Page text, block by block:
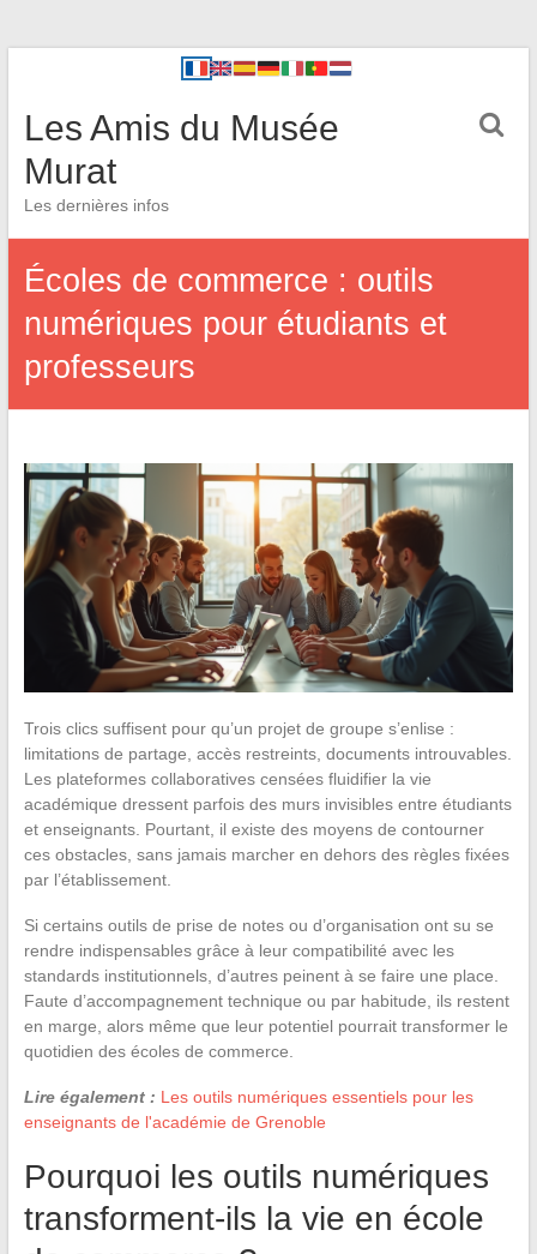
Les Amis du Musée
Murat
Les dernières infos
Écoles de commerce : outils
numériques pour étudiants et
professeurs
Trois clics suffisent pour qu’un projet de groupe s’enlise :
limitations de partage, accès restreints, documents introuvables.
Les plateformes collaboratives censées fluidifier la vie
académique dressent parfois des murs invisibles entre étudiants
et enseignants. Pourtant, il existe des moyens de contourner
ces obstacles, sans jamais marcher en dehors des règles fixées
par l’établissement.
Si certains outils de prise de notes ou d’organisation ont su se
rendre indispensables grâce à leur compatibilité avec les
standards institutionnels, d’autres peinent à se faire une place.
Faute d’accompagnement technique ou par habitude, ils restent
en marge, alors même que leur potentiel pourrait transformer le
quotidien des écoles de commerce.
Lire également : Les outils numériques essentiels pour les
enseignants de l'académie de Grenoble
Pourquoi les outils numériques
transforment-ils la vie en école